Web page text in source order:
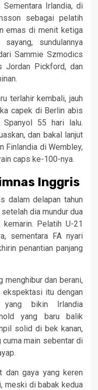
Irlandia, di
sebagai pelatih
emas di menit ketiga
sundulannya
Sammie Szmodics
Jordan Pickford, dan
terlahir kembali, jauh
capek di Berlin abis
55 hari lalu.
dan bakal lanjut
Finlandia di Wembley,
caps ke-100-nya.
Inggris
dalam delapan tahun
dia mundur dua
Pelatih U-21
sementara FA nyari
penantian panjang
menghibur dan berani,
ekspektasi itu dengan
yang bikin Irlandia
yang baru balik
solid di bek kanan,
cuma main sebentar di
dan gaya yang keren
meski di babak kedua